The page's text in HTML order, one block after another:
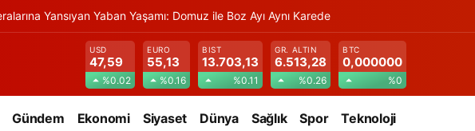
Yansıyan Yaban Yaşamı: Domuz ile Boz Ayı Aynı Karede
USD
47,59
%0.02
EURO
55,13
%0.16
BIST
13.703,13
%0.11
GR. ALTIN
6.513,28
%0.26
BTC
0,000000
%0
Gündem Ekonomi Siyaset Dünya Sağlık Spor Teknoloji